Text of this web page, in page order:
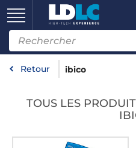
Retour ibico
TOUS LES